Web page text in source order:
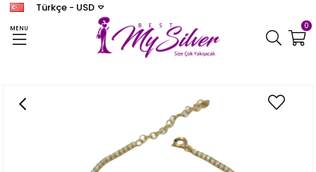
MENU
Türkçe - USD
0
Kadın Yıldız Su Yolu Hal Hal